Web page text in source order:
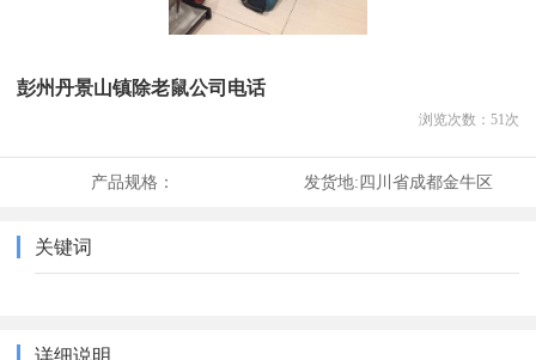
彭州丹景山镇除老鼠公司电话
浏览次数： 51次
产品规格： 发货地:四川省成都金牛区
关键词